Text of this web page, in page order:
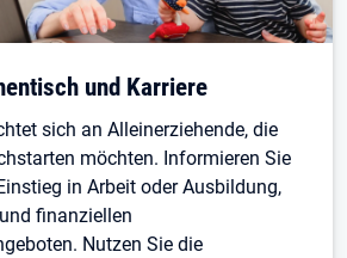
Tab und Karriere
sich an Alleinerziehende, die
möchten. Informieren Sie
in Arbeit oder Ausbildung,
finanziellen
Nutzen Sie die